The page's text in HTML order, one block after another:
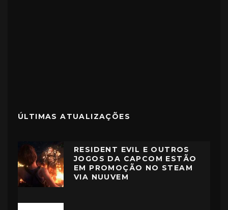
ÚLTIMAS ATUALIZAÇÕES
RESIDENT EVIL E OUTROS
JOGOS DA CAPCOM ESTÃO
EM PROMOÇÃO NO STEAM
VIA NUUVEM